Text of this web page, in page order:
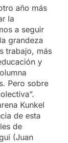
año más
la
a seguir
grandeza
trabajo, más
y
Pero sobre
Kunkel
de esta
de
(Juan